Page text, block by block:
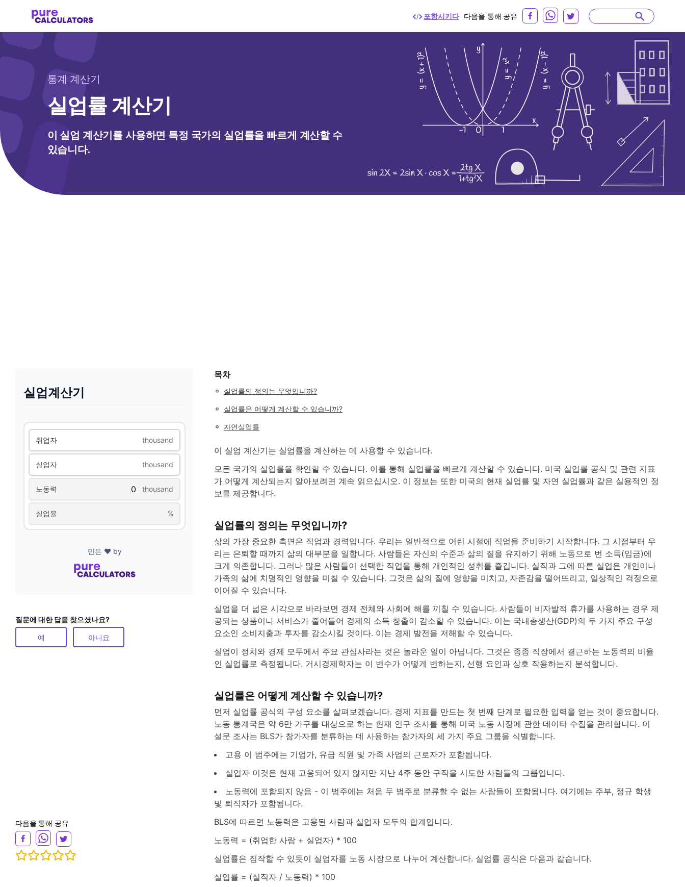
포함시키다 다음을 통해 공유
통계 계산기
실업률 계산기
이 실업 계산기를 사용하면 특정 국가의 실업률을 빠르게 계산할 수
있습니다.
실업계산기
취업자 thousand
실업자 thousand
노동력 thousand
실업율 %
만든 ❤️ by
질문에 대한 답을 찾으셨나요?
예 아니요
다음을 통해 공유
목차
◦ 실업률의 정의는 무엇입니까?
◦ 실업률은 어떻게 계산할 수 있습니까?
◦ 자연실업률
이 실업 계산기는 실업률을 계산하는 데 사용할 수 있습니다.
모든 국가의 실업률을 확인할 수 있습니다. 이를 통해 실업률을 빠르게 계산할 수 있습니다. 미국 실업률 공식 및 관련 지표
가 어떻게 계산되는지 알아보려면 계속 읽으십시오. 이 정보는 또한 미국의 현재 실업률 및 자연 실업률과 같은 실용적인 정
보를 제공합니다.
실업률의 정의는 무엇입니까?
삶의 가장 중요한 측면은 직업과 경력입니다. 우리는 일반적으로 어린 시절에 직업을 준비하기 시작합니다. 그 시점부터 우
리는 은퇴할 때까지 삶의 대부분을 일합니다. 사람들은 자신의 수준과 삶의 질을 유지하기 위해 노동으로 번 소득(임금)에
크게 의존합니다. 그러나 많은 사람들이 선택한 직업을 통해 개인적인 성취를 즐깁니다. 실직과 그에 따른 실업은 개인이나
가족의 삶에 치명적인 영향을 미칠 수 있습니다. 그것은 삶의 질에 영향을 미치고, 자존감을 떨어뜨리고, 일상적인 걱정으로
이어질 수 있습니다.
실업을 더 넓은 시각으로 바라보면 경제 전체와 사회에 해를 끼칠 수 있습니다. 사람들이 비자발적 휴가를 사용하는 경우 제
공되는 상품이나 서비스가 줄어들어 경제의 소득 창출이 감소할 수 있습니다. 이는 국내총생산(GDP)의 두 가지 주요 구성
요소인 소비지출과 투자를 감소시킬 것이다. 이는 경제 발전을 저해할 수 있습니다.
실업이 정치와 경제 모두에서 주요 관심사라는 것은 놀라운 일이 아닙니다. 그것은 종종 직장에서 결근하는 노동력의 비율
인 실업률로 측정됩니다. 거시경제학자는 이 변수가 어떻게 변하는지, 선행 요인과 상호 작용하는지 분석합니다.
실업률은 어떻게 계산할 수 있습니까?
먼저 실업률 공식의 구성 요소를 살펴보겠습니다. 경제 지표를 만드는 첫 번째 단계로 필요한 입력을 얻는 것이 중요합니다.
노동 통계국은 약 6만 가구를 대상으로 하는 현재 인구 조사를 통해 미국 노동 시장에 관한 데이터 수집을 관리합니다. 이
설문 조사는 BLS가 참가자를 분류하는 데 사용하는 참가자의 세 가지 주요 그룹을 식별합니다.
고용 이 범주에는 기업가, 유급 직원 및 가족 사업의 근로자가 포함됩니다.
실업자 이것은 현재 고용되어 있지 않지만 지난 4주 동안 구직을 시도한 사람들의 그룹입니다.
노동력에 포함되지 않음 - 이 범주에는 처음 두 범주로 분류할 수 없는 사람들이 포함됩니다. 여기에는 주부, 정규 학생
및 퇴직자가 포함됩니다.
BLS에 따르면 노동력은 고용된 사람과 실업자 모두의 합계입니다.
노동력 = (취업한 사람 + 실업자) * 100
실업률은 짐작할 수 있듯이 실업자를 노동 시장으로 나누어 계산합니다. 실업률 공식은 다음과 같습니다.
실업률 = (실직자 / 노동력) * 100